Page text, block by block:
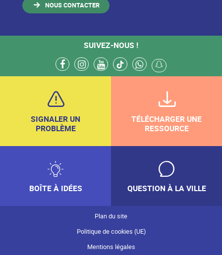
NOUS CONTACTER
SUIVEZ-NOUS !
facebookinstagram
youtube
tiktokwhatsappsnapchat
SIGNALER UN
PROBLÈME
TÉLÉCHARGER UNE
RESSOURCE
BOÎTE À IDÉES QUESTION À LA VILLE
Plan du site
Politique de cookies (UE)
Mentions légales